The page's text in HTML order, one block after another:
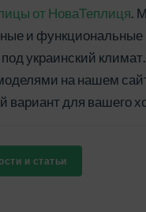
от НоваТеплиця.
и функциональные
украинский климат.
на нашем
вариант для вашего
и статьи